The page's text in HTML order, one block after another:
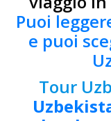
Puoi
e puoi
Tour